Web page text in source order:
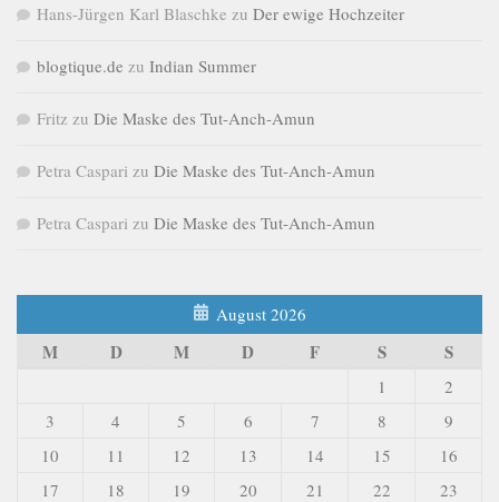
Hans-Jürgen Karl Blaschke zu Der ewige Hochzeiter
blogtique.de zu Indian Summer
Fritz zu Die Maske des Tut-Anch-Amun
Petra Caspari zu Die Maske des Tut-Anch-Amun
Petra Caspari zu Die Maske des Tut-Anch-Amun
August 2026
M D M D F S S
1
2
3
4 5 6 7 8
9
10
11 12 13 14 15
16
17
18 19 20 21 22
23